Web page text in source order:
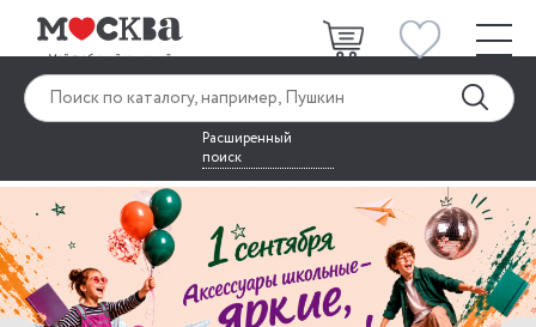
Расширенный
поиск